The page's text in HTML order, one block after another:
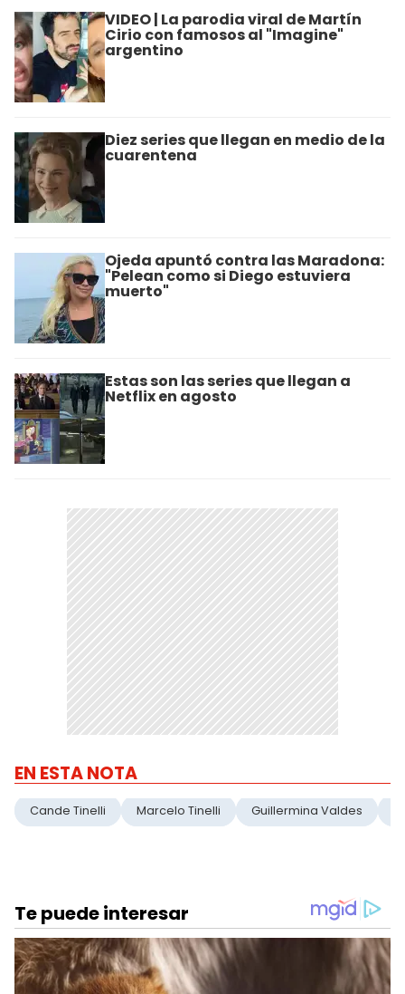
VIDEO | La parodia viral de Martín
Cirio con famosos al "Imagine"
argentino
Diez series que llegan en medio de la
cuarentena
Ojeda apuntó contra las Maradona:
"Pelean como si Diego estuviera
muerto"
Estas son las series que llegan a
Netflix en agosto
EN ESTA NOTA
Cande Tinelli Marcelo Tinelli Guillermina Valdes